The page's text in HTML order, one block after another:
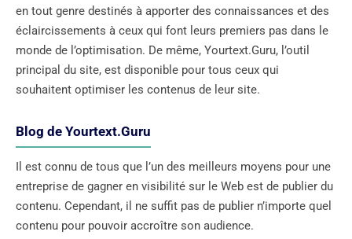
en tout genre destinés à apporter des connaissances et des
éclaircissements à ceux qui font leurs premiers pas dans le
monde de l’optimisation. De même, Yourtext.Guru, l’outil
principal du site, est disponible pour tous ceux qui
souhaitent optimiser les contenus de leur site.
Blog de Yourtext.Guru
Il est connu de tous que l’un des meilleurs moyens pour une
entreprise de gagner en visibilité sur le Web est de publier du
contenu. Cependant, il ne suffit pas de publier n’importe quel
contenu pour pouvoir accroître son audience.